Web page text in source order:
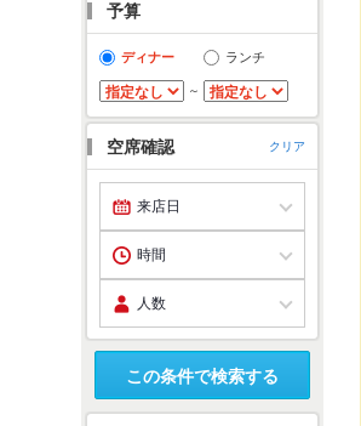
予算
ディナー ランチ
～
空席確認 クリア
この条件で検索する